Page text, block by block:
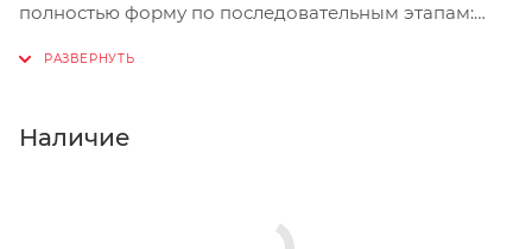
полностью форму по последовательным этапам:
Нажмите кнопку «Оформить заказ».
Наличие